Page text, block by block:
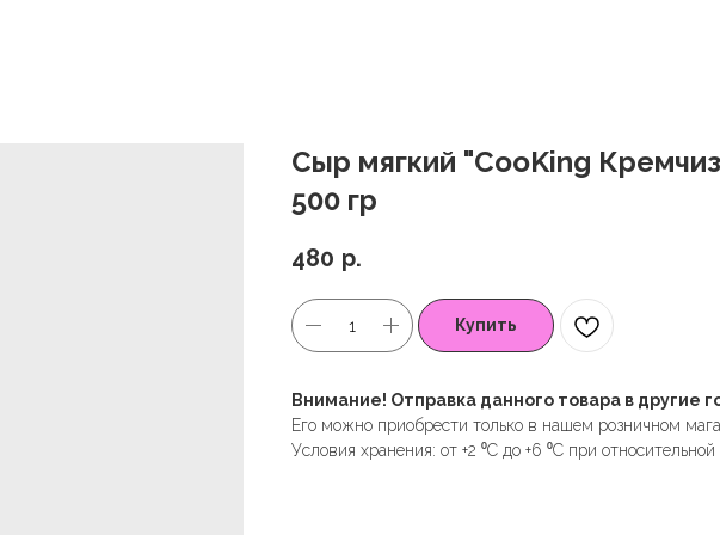
Сыр мягкий "CooKing
500 гр
480 р.
Купить
Внимание! Отправка данного товара в другие
Его можно приобрести только в нашем розничном
Условия хранения: от +2 ⁰С до +6 ⁰С при